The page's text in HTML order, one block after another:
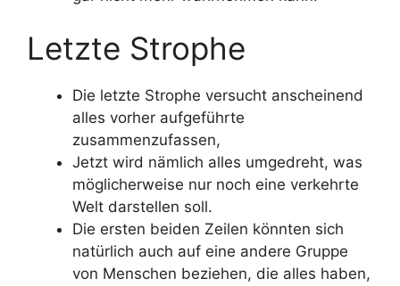
Letzte Strophe
Die letzte Strophe versucht anscheinend
alles vorher aufgeführte
zusammenzufassen,
Jetzt wird nämlich alles umgedreht, was
möglicherweise nur noch eine verkehrte
Welt darstellen soll.
Die ersten beiden Zeilen könnten sich
natürlich auch auf eine andere Gruppe
von Menschen beziehen, die alles haben,